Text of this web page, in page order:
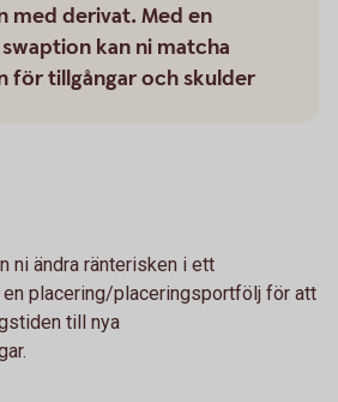
med derivat. Med en
kan ni matcha
för tillgångar och skulder
ni ändra ränterisken i ett
placering/placeringsportfölj för att
till nya